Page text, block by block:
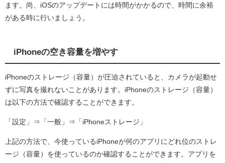
ます。尚、iOSのアップデートには時間がかかるので、時間に余裕
がある時に行いましょう。
iPhoneの空き容量を増やす
iPhoneのストレージ（容量）が圧迫されていると、カメラが起動せ
ずに写真を撮れないことがあります。iPhoneのストレージ（容量）
は以下の方法で確認することができます。
「設定」⇒「一般」⇒「iPhoneストレージ」
上記の方法で、今使っているiPhoneが何のアプリにどれ位のストレ
ージ（容量）を使っているのか確認することができます。アプリを